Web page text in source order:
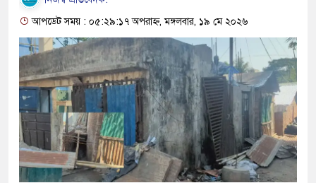
আপডেট সময় : ০৫:২৯:১৭ অপরাহ্ন, মঙ্গলবার, ১৯ মে ২০২৬